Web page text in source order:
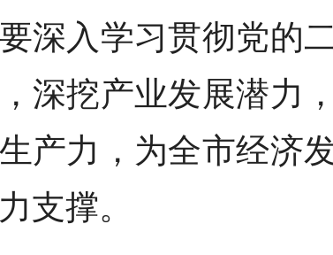
深入学习贯彻党的
深挖产业发展潜力
产力，为全市经济
支撑。